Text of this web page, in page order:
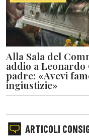
Alla Sala del
addio a
padre: «Avevi
ingiustizie»
ARTICOLI